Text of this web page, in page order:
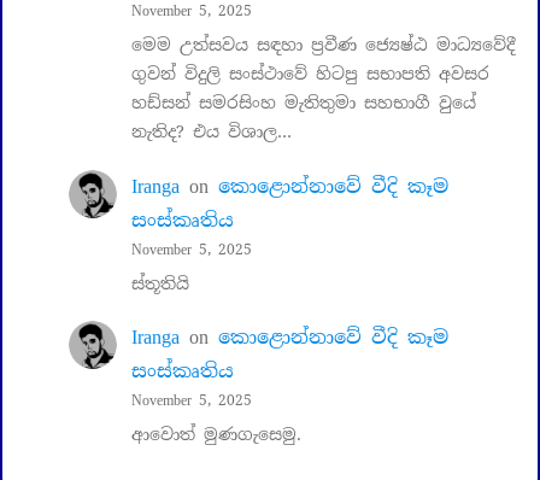
November 5, 2025
මෙම උත්සවය සඳහා ප්‍රවීණ ජ්‍යෙෂ්ඨ මාධ්‍යවේදී
ගුවන් විදුලි සංස්ථාවේ හිටපු සභාපති අවසර
හඩ්සන් සමරසිංහ මැතිතුමා සහභාගී වුයේ
නැතිද? එය විශාල…
Iranga on කොළොන්නාවේ වීදි කෑම
සංස්කෘතිය
November 5, 2025
ස්තූතියි
Iranga on කොළොන්නාවේ වීදි කෑම
සංස්කෘතිය
November 5, 2025
ආවොත් මුණගැසෙමු.